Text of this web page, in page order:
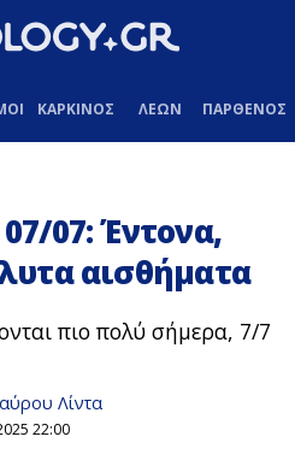
ΚΑΡΚΙΝΟΣ ΛΕΩΝ ΠΑΡΘΕΝΟΣ
07: Έντονα,
αισθήματα
πιο πολύ σήμερα, 7/7
Λίντα
22:00